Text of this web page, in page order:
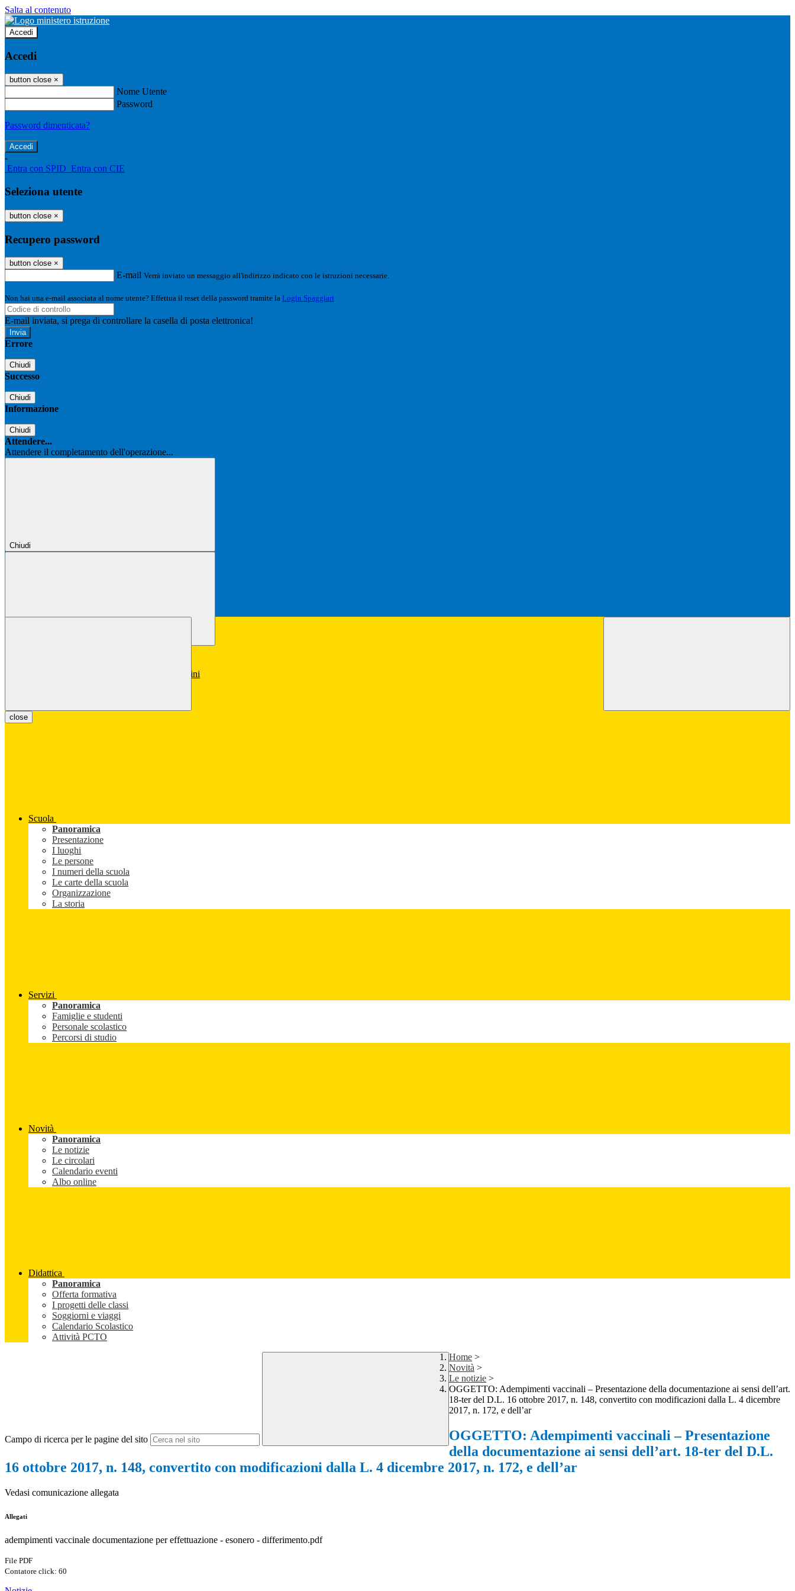
Salta al contenuto
Accedi
Accedi
button close ×
Nome Utente
Password
Password dimenticata?
-
Entra con SPID Entra con CIE
Seleziona utente
button close ×
Recupero password
button close ×
E-mail Verrà inviato un messaggio all'indirizzo indicato con le istruzioni necessarie.
Non hai una e-mail associata al nome utente? Effettua il reset della password tramite la Login Spaggiari
E-mail inviata, si prega di controllare la casella di posta elettronica!
Errore
Chiudi
Successo
Chiudi
Informazione
Chiudi
Attendere...
Attendere il completamento dell'operazione...
Chiudi
close
Scuola
Panoramica
Presentazione
I luoghi
Le persone
I numeri della scuola
Le carte della scuola
Organizzazione
La storia
Servizi
Panoramica
Famiglie e studenti
Personale scolastico
Percorsi di studio
Novità
Panoramica
Le notizie
Le circolari
Calendario eventi
Albo online
Didattica
Panoramica
Offerta formativa
I progetti delle classi
Soggiorni e viaggi
Calendario Scolastico
Attività PCTO
Campo di ricerca per le pagine del sito
Home >
Novità >
Le notizie >
OGGETTO: Adempimenti vaccinali – Presentazione della documentazione ai sensi dell’art.
18-ter del D.L. 16 ottobre 2017, n. 148, convertito con modificazioni dalla L. 4 dicembre
2017, n. 172, e dell’ar
OGGETTO: Adempimenti vaccinali – Presentazione
della documentazione ai sensi dell’art. 18-ter del D.L.
16 ottobre 2017, n. 148, convertito con modificazioni dalla L. 4 dicembre 2017, n. 172, e dell’ar
Vedasi comunicazione allegata
Allegati
adempimenti vaccinale documentazione per effettuazione - esonero - differimento.pdf
File PDF
Contatore click: 60